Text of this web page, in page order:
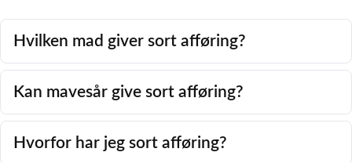
Hvilken mad giver sort afføring?
Kan mavesår give sort afføring?
Hvorfor har jeg sort afføring?